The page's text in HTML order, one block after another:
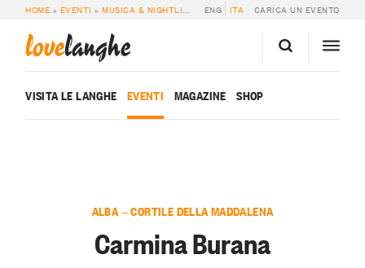
HOME » EVENTI »MUSICA & NIGHTLIFE CARMINA BURANA
ENG ITA CARICA UN EVENTO
lovelanghe
VISITA LE LANGHE EVENTI MAGAZINE SHOP
ALBA — CORTILE DELLA MADDALENA
Carmina Burana